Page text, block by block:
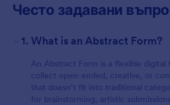
Често задавани
- 1. What is an Abstract Form?
An Abstract Form is a flexible digital
collect open-ended, creative, or
that doesn’t fit into traditional
for brainstorming, artistic